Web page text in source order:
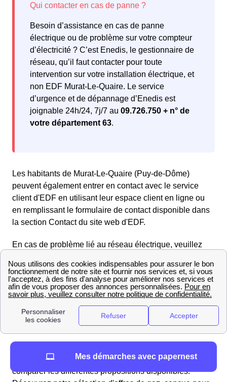
Besoin d’assistance en cas de panne
électrique ou de problème sur votre compteur
d’électricité ? C’est Enedis, le gestionnaire de
réseau, qu’il faut contacter pour toute
intervention sur votre installation électrique, et
non EDF Murat-Le-Quaire. Le service
d’urgence et de dépannage d’Enedis est
joignable 24h/24, 7j/7 au 09.726.750 + n° de
votre département 63.
Les habitants de Murat-Le-Quaire (Puy-de-Dôme)
peuvent également entrer en contact avec le service
client d'EDF en utilisant leur espace client en ligne ou
en remplissant le formulaire de contact disponible dans
la section Contact du site web d'EDF.
En cas de problème lié au réseau électrique, veuillez
Enedis (anciennement ERDF) au numéro gratuit
d'urgence pour le dépannage :09.726.750 + n° de votre
département 63. Enedis se chargera rapidement de
toute interruption de courant ou panne d'électricité.
Trouvez les meilleurs fournisseurs de gaz en 2025 à
correspond vraiment à vos attentes, il est crucial de
comparer les différentes propositions disponibles.
Mes démarches avec papernest